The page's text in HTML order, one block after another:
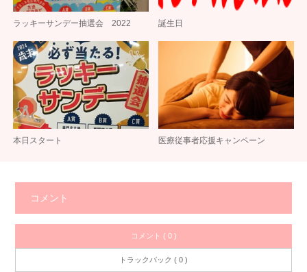
ラッキーサンデー抽選会 2022 誕生日
本日スタート 医療従事者応援キャンペーン
コメント
コメント ( 0 )
トラックバック ( 0 )